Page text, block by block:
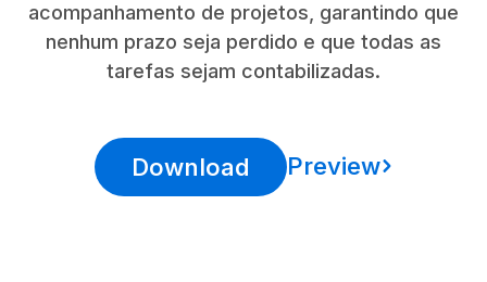
acompanhamento de projetos, garantindo que
nenhum prazo seja perdido e que todas as
tarefas sejam contabilizadas.
Download Preview